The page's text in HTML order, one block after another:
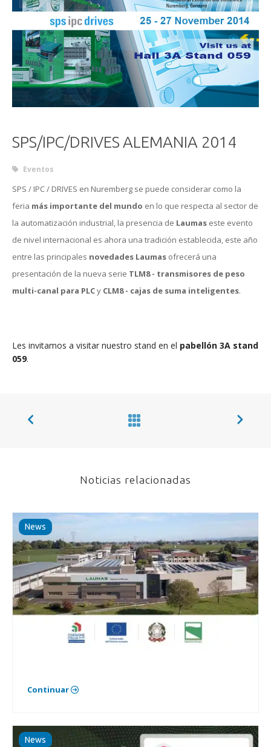
SPS/IPC/DRIVES ALEMANIA 2014
Eventos
SPS / IPC / DRIVES en Nuremberg se puede considerar como la
feria más importante del mundo en lo que respecta al sector de
la automatización industrial, la presencia de Laumas este evento
de nivel internacional es ahora una tradición establecida, este año
entre las principales novedades Laumas ofrecerá una
presentación de la nueva serie TLM8 - transmisores de peso
multi-canal para PLCy CLM8 - cajas de suma inteligentes.
Les invitamos a visitar nuestro stand en el pabellón 3A stand
059.
Noticias relacionadas
News
Continuar
News